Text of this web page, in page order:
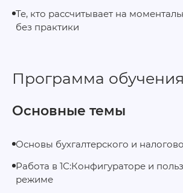
Те, кто рассчитывает на
без практики
Программа обучения
Основные темы
Основы бухгалтерского и
Работа в 1С:Конфигураторе и
режиме